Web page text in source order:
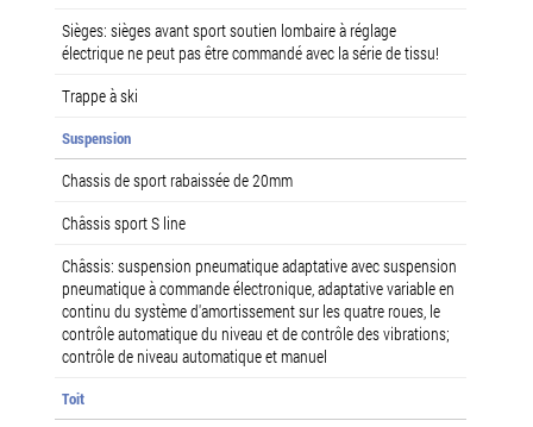
Sièges: sièges avant sport soutien lombaire à réglage
électrique ne peut pas être commandé avec la série de tissu!
Trappe à ski
Suspension
Chassis de sport rabaissée de 20mm
Châssis sport S line
Châssis: suspension pneumatique adaptative avec suspension
pneumatique à commande électronique, adaptative variable en
continu du système d'amortissement sur les quatre roues, le
contrôle automatique du niveau et de contrôle des vibrations;
contrôle de niveau automatique et manuel
Toit